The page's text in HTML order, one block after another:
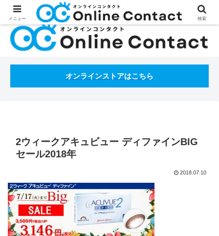
処方箋不要のコンタクトレンズ通販オンラインコンタクトBLOG
オンラインストアはこちら
2ウィークアキュビュー ディファインBIG
セール2018年
2018.07.10
メニュー 検索